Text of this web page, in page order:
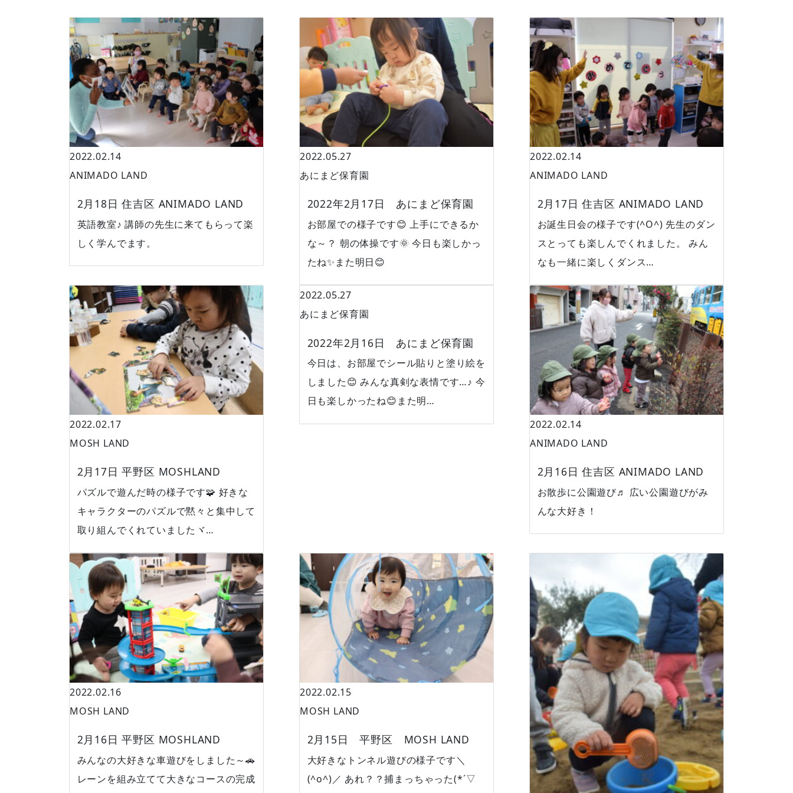
2022.02.14
ANIMADO LAND
2月18日 住吉区 ANIMADO LAND
英語教室♪ 講師の先生に来てもらって楽
しく学んでます。
2022.05.27
あにまど保育園
2022年2月17日 あにまど保育園
お部屋での様子です😊 上手にできるか
な～？ 朝の体操です🌞 今日も楽しかっ
たね✨また明日😊
2022.02.14
ANIMADO LAND
2月17日 住吉区 ANIMADO LAND
お誕生日会の様子です(^O^) 先生のダン
スとっても楽しんでくれました。 みん
なも一緒に楽しくダンス…
2022.02.17
MOSH LAND
2月17日 平野区 MOSHLAND
パズルで遊んだ時の様子です🧩 好きな
キャラクターのパズルで黙々と集中して
取り組んでくれていましたヾ…
2022.05.27
あにまど保育園
2022年2月16日 あにまど保育園
今日は、お部屋でシール貼りと塗り絵を
しました😊 みんな真剣な表情です…♪ 今
日も楽しかったね😊また明…
2022.02.14
ANIMADO LAND
2月16日 住吉区 ANIMADO LAND
お散歩に公園遊び♬ 広い公園遊びがみ
んな大好き！
2022.02.16
MOSH LAND
2月16日 平野区 MOSHLAND
みんなの大好きな車遊びをしました～🚗
レーンを組み立てて大きなコースの完成
2022.02.15
MOSH LAND
2月15日 平野区 MOSH LAND
大好きなトンネル遊びの様子です＼
(^o^)／ あれ？？捕まっちゃった(*´▽